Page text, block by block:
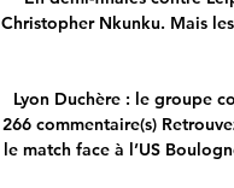
Christopher Nkunku. Mais
Lyon Duchère : le groupe
266 commentaire(s)
le match face à l’US